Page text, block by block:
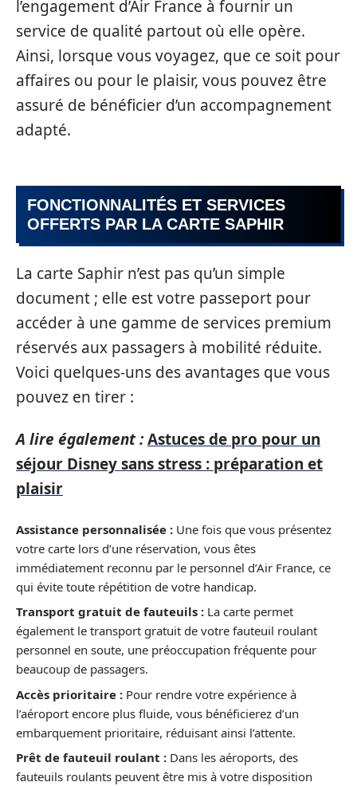
l’engagement d’Air France à fournir un
service de qualité partout où elle opère.
Ainsi, lorsque vous voyagez, que ce soit pour
affaires ou pour le plaisir, vous pouvez être
assuré de bénéficier d’un accompagnement
adapté.
FONCTIONNALITÉS ET SERVICES
OFFERTS PAR LA CARTE SAPHIR
La carte Saphir n’est pas qu’un simple
document ; elle est votre passeport pour
accéder à une gamme de services premium
réservés aux passagers à mobilité réduite.
Voici quelques-uns des avantages que vous
pouvez en tirer :
A lire également :Astuces de pro pour un
séjour Disney sans stress : préparation et
plaisir
Assistance personnalisée : Une fois que vous présentez
votre carte lors d’une réservation, vous êtes
immédiatement reconnu par le personnel d’Air France, ce
qui évite toute répétition de votre handicap.
Transport gratuit de fauteuils : La carte permet
également le transport gratuit de votre fauteuil roulant
personnel en soute, une préoccupation fréquente pour
beaucoup de passagers.
Accès prioritaire : Pour rendre votre expérience à
l’aéroport encore plus fluide, vous bénéficierez d’un
embarquement prioritaire, réduisant ainsi l’attente.
Prêt de fauteuil roulant : Dans les aéroports, des
fauteuils roulants peuvent être mis à votre disposition